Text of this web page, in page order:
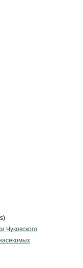
Чуковского